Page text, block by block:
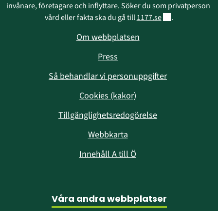
invånare, företagare och inflyttare. Söker du som privatperson
vård eller fakta ska du gå till 1177.seLänk till annan
.
Om webbplatsen
Press
Så behandlar vi personuppgifter
Cookies (kakor)
Tillgänglighetsredogörelse
Webbkarta
Innehåll A till Ö
Våra andra webbplatser